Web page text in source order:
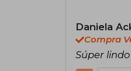
Daniela
Compra
Súper